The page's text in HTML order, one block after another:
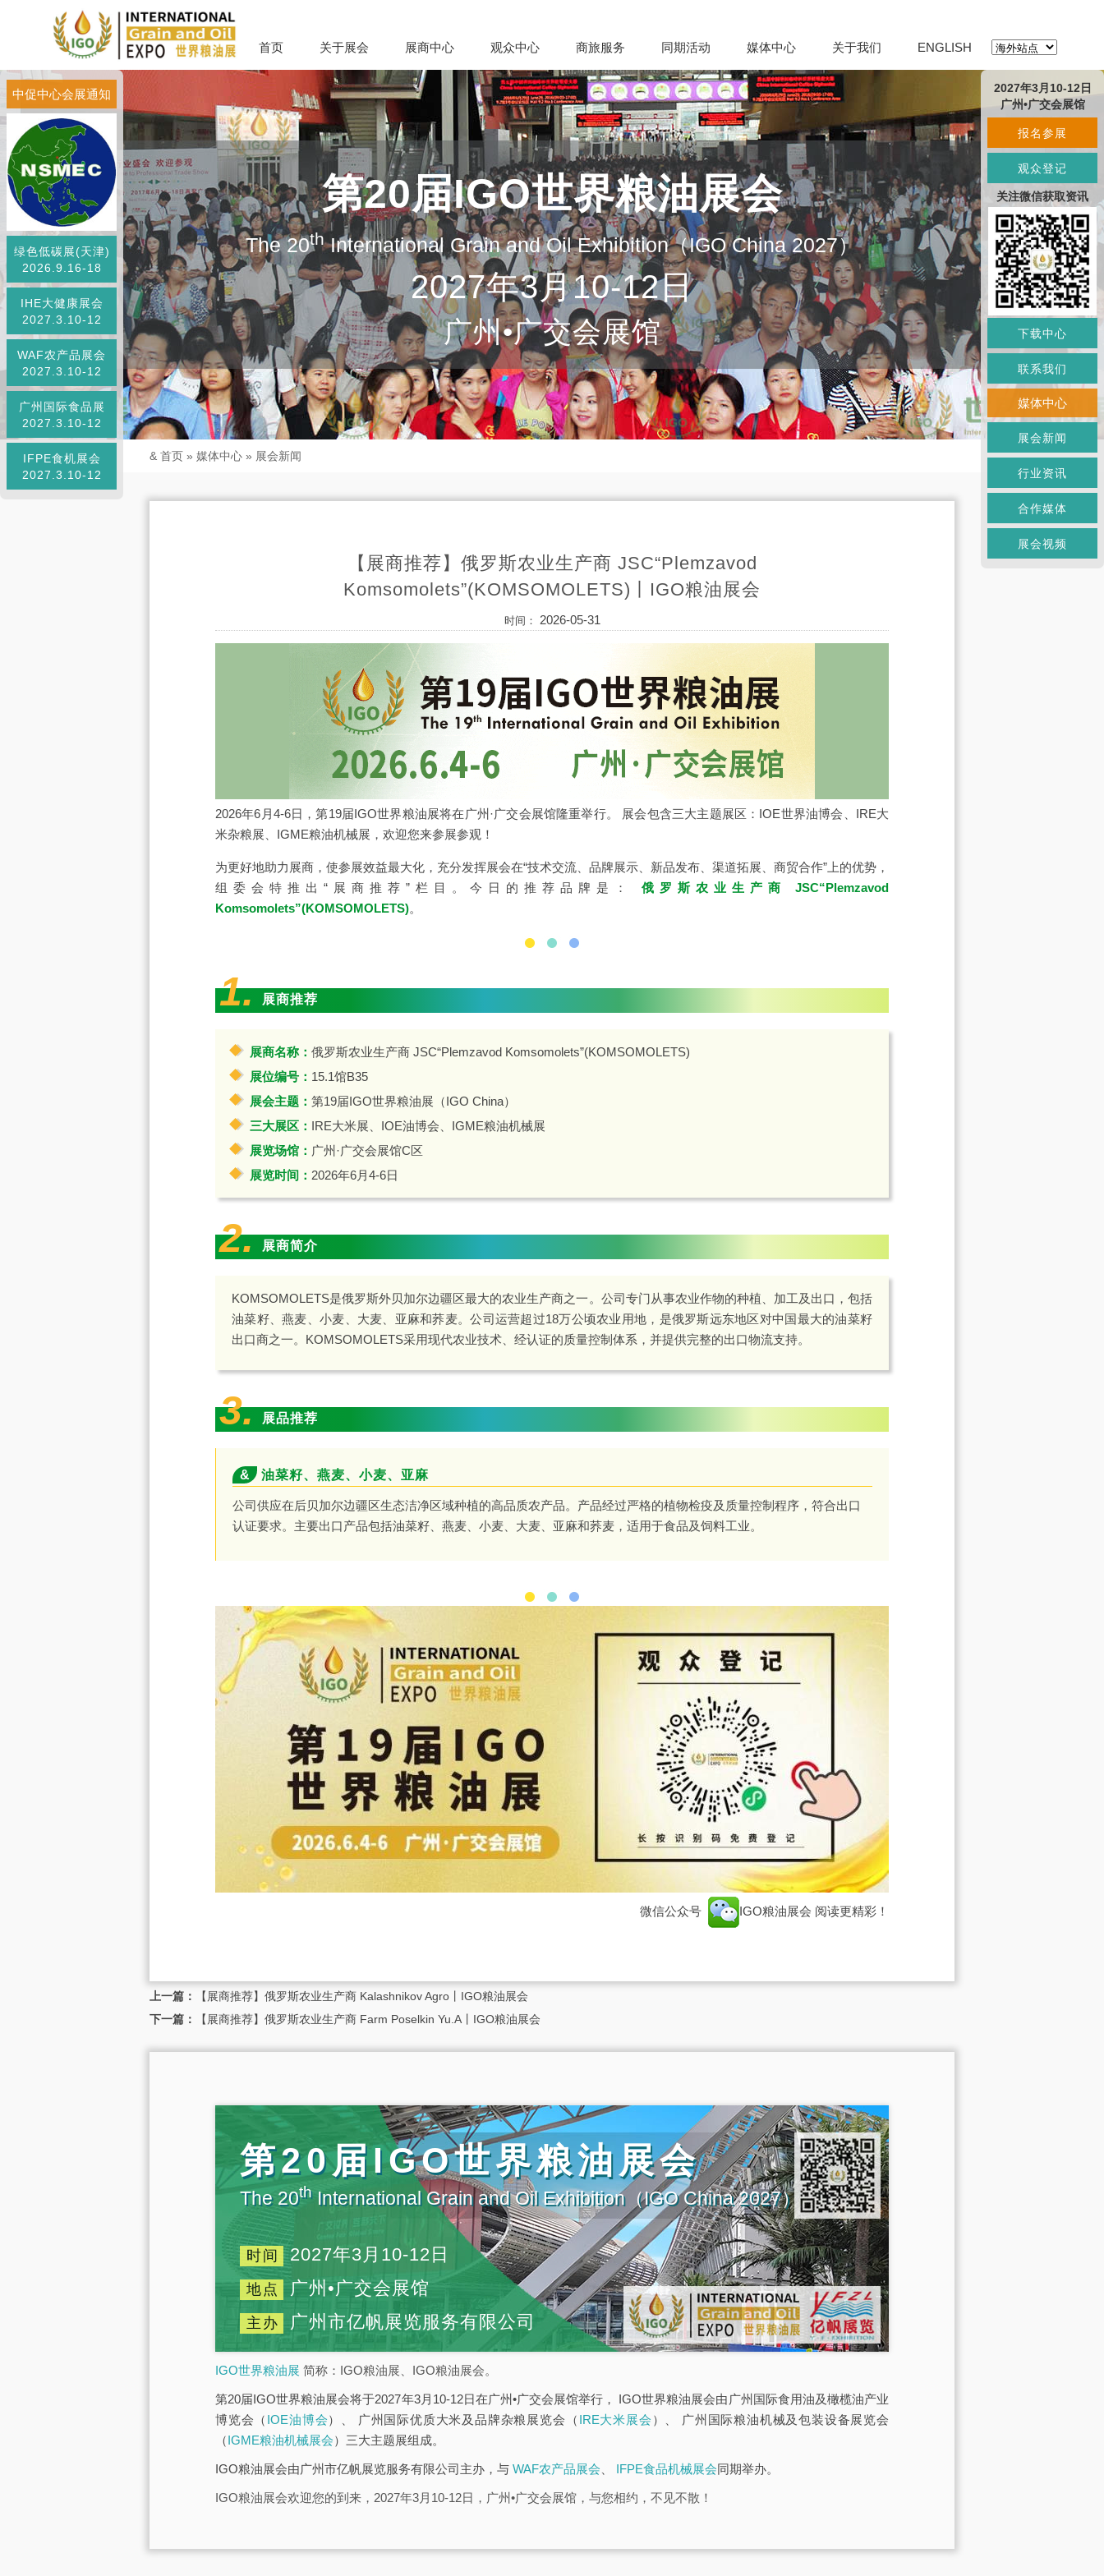
首页 关于展会 展商中心 观众中心 商旅服务 同期活动 媒体中心 关于我们 ENGLISH
第20届IGO世界粮油展会
The 20thInternational Grain and Oil Exhibition（IGO China 2027）
2027年3月10-12日
广州•广交会展馆
中促中心会展通知
绿色低碳展(天津)
2026.9.16-18
IHE大健康展会
2027.3.10-12
WAF农产品展会
2027.3.10-12
广州国际食品展
2027.3.10-12
IFPE食机展会
2027.3.10-12
& 首页 » 媒体中心 » 展会新闻
【展商推荐】俄罗斯农业生产商 JSC“Plemzavod
Komsomolets”(KOMSOMOLETS)丨IGO粮油展会
时间： 2026-05-31
2026年6月4-6日，第19届IGO世界粮油展将在广州·广交会展馆隆重举行。 展会包含三大主题展区： IOE世界油博会
IRE大
米杂粮展
IGME粮油机械展 ，欢迎您来参展参观！
为更好地助力展商，使参展效益最大化，充分发挥展会在“技术交流、品牌展示、新品发布、渠道拓展、商贸合作”上的优势，
组委会特推出“展商推荐”栏目。今日的推荐品牌是： 俄罗斯农业生产商 JSC“Plemzavod
Komsomolets”(KOMSOMOLETS)。
1. 展商推荐
展商名称： 俄罗斯农业生产商 JSC“Plemzavod Komsomolets”(KOMSOMOLETS)
展位编号： 15.1馆B35
展会主题： 第19届IGO世界粮油展（IGO China）
三大展区： IRE大米展 IOE油博会
IGME粮油机械展
展览场馆： 广州·广交会展馆C区
展览时间： 2026年6月4-6日
2. 展商简介
KOMSOMOLETS是俄罗斯外贝加尔边疆区最大的农业生产商之一。公司专门从事农业作物的种植、加工及出口，包括
油菜籽、燕麦、小麦、大麦、亚麻和荞麦。公司运营超过18万公顷农业用地，是俄罗斯远东地区对中国最大的油菜籽
出口商之一。KOMSOMOLETS采用现代农业技术、经认证的质量控制体系，并提供完整的出口物流支持。
3. 展品推荐
& 油菜籽、燕麦、小麦、亚麻
公司供应在后贝加尔边疆区生态洁净区域种植的高品质农产品。产品经过严格的植物检疫及质量控制程序，符合出口
认证要求。主要出口产品包括油菜籽、燕麦、小麦、大麦、亚麻和荞麦，适用于食品及饲料工业。
微信公众号 IGO粮油展会 阅读更精彩！
上一篇：
【展商推荐】俄罗斯农业生产商 Kalashnikov Agro丨IGO粮油展会
下一篇：
【展商推荐】俄罗斯农业生产商 Farm Poselkin Yu.A丨IGO粮油展会
第20届IGO世界粮油展会
The 20thInternational Grain and Oil Exhibition（IGO China 2027）
时间 2027年3月10-12日
地点 广州•广交会展馆
主办 广州市亿帆展览服务有限公司
IGO世界粮油展 简称：IGO粮油展、IGO粮油展会。
第20届IGO世界粮油展会将于2027年3月10-12日在广州•广交会展馆举行， IGO世界粮油展会由广州国际食用油及橄榄油产业
博览会（ IOE油博会）、 广州国际优质大米及品牌杂粮展览会（ IRE大米展会 ）、 广州国际粮油机械及包装设备展览会
（IGME粮油机械展会）三大主题展组成。
IGO粮油展会由广州市亿帆展览服务有限公司主办，与 WAF农产品展会 IFPE食品机械展会同期举办。
IGO粮油展会欢迎您的到来，2027年3月10-12日，广州•广交会展馆，与您相约，不见不散！
2027年3月10-12日
广州•广交会展馆
报名参展
观众登记
关注微信获取资讯
下载中心
联系我们
媒体中心
展会新闻
行业资讯
合作媒体
展会视频